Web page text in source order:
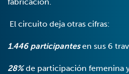
El circuito deja otras cifras:
1.446 participantesen sus 6
28%de participación femenina